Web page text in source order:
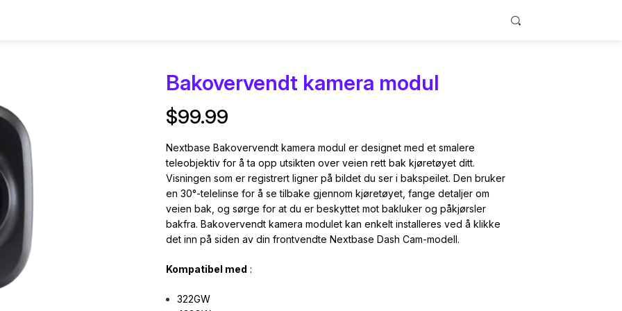
for enhver sjåfør
Smarte dashbordkameraer
Appkontroll, skylagring og
intelligente funksjoner.
Skjermløse
dashbordkameraer
Diskret design med sømløs
telefontilkobling.
deler
å oppgradere
kabler og
Legg til baksikt for fullstendig
dekning og tryggere kjøring
Nextbase-minnekort
Pålitelig lagring for opptakene
dine med loop-støtte
feilsøking
Ta kontakt for spørsmål, garanti
eller personlig støtte
Oppsett og
installasjonsveiledning
Steg-for-steg-instruksjoner for
rask og enkel installasjon
Bakovervendt kamera modul
$99.99
Nextbase Bakovervendt kamera modul er designet med et smalere
teleobjektiv for å ta opp utsikten over veien rett bak kjøretøyet ditt.
Visningen som er registrert ligner på bildet du ser i bakspeilet. Den bruker
en 30°-telelinse for å se tilbake gjennom kjøretøyet, fange detaljer om
veien bak, og sørge for at du er beskyttet mot bakluker og påkjørsler
bakfra. Bakovervendt kamera modulet kan enkelt installeres ved å klikke
det inn på siden av din frontvendte Nextbase Dash Cam-modell.
Kompatibel med :
322GW